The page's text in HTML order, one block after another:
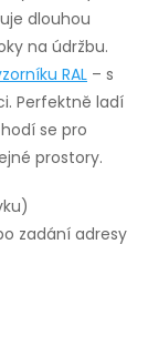
dlouhou
na údržbu.
RAL – s
Perfektně ladí
se pro
prostory.
zadání adresy